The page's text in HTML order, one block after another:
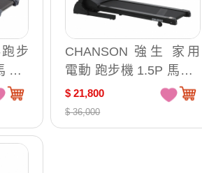
步
/
控
CHANSON 強生 家用
電動 跑步機 1.5P 馬力 /
台CS-2315 (中文操控面
板)
$ 21,800
$ 36,000